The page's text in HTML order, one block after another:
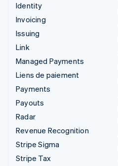
Identity
Invoicing
Issuing
Link
Managed Payments
Liens de paiement
Payments
Payouts
Radar
Revenue Recognition
Stripe Sigma
Stripe Tax